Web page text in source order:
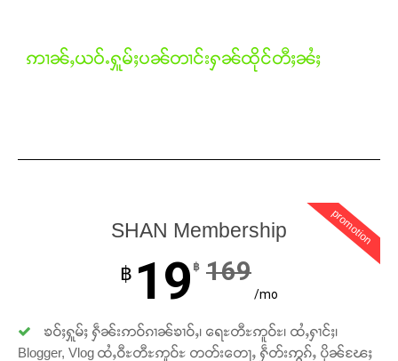
Support SHAN
တႃႇႁႂ်ႈသဵင်ၵၢင်ၸႂ်ၵူၼ်းမိူင်း ၵူႈတီႈၵူႈလႅၼ်ပေႃးတေၸွ
ဝ်ႇၽူႈတွႆႇႁွၵ်ႈ လႆႈယူႇၶႃႈဢေႃႈ။
ဢၢၼ်ႇယဝ်ႉႁူမ်ႈပၼ်တၢင်းႁၼ်ထိုင်တီႈၼႆႈ
promotion
SHAN Membership
฿ 19 ฿ 169
/mo
ၶဝ်ႈႁူမ်ႈ ႁဵၼ်းဢဝ်ၵၢၼ်ၶၢဝ်ႇ၊ ရေႊတီႊဢူဝ်ႊ၊ ထႆႇႁၢင်ႈ၊
Blogger, Vlog ထႆႇဝီႊတီႊဢူဝ်ႊ တတ်းတေႃႇ ႁဵတ်းဢွၵ်ႇ ပိုၼ်ၽႄႈ